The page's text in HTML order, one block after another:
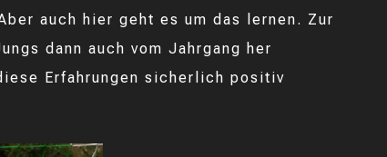
auch hier geht es um das lernen. Zur
dann auch vom Jahrgang her
Erfahrungen sicherlich positiv